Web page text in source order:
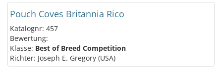
Pouch Coves Britannia Rico
Katalognr: 457
Bewertung:
Klasse: Best of Breed Competition
Richter: Joseph E. Gregory (USA)